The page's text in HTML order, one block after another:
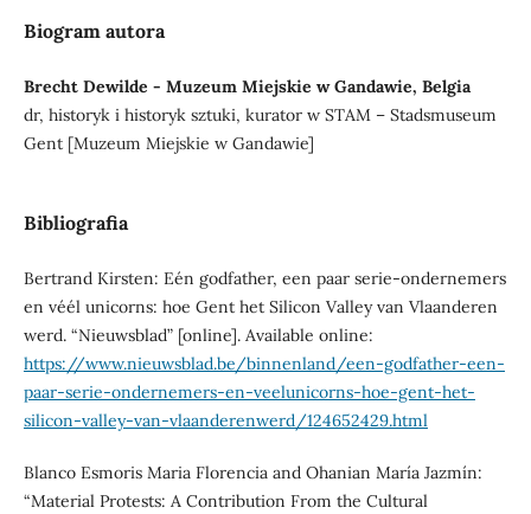
Biogram autora
Brecht Dewilde - Muzeum Miejskie w Gandawie, Belgia
dr, historyk i historyk sztuki, kurator w STAM – Stadsmuseum
Gent [Muzeum Miejskie w Gandawie]
Bibliografia
Bertrand Kirsten: Eén godfather, een paar serie-ondernemers
en véél unicorns: hoe Gent het Silicon Valley van Vlaanderen
werd. “Nieuwsblad” [online]. Available online:
https://www.nieuwsblad.be/binnenland/een-godfather-een-
paar-serie-ondernemers-en-veelunicorns-hoe-gent-het-
silicon-valley-van-vlaanderenwerd/124652429.html
Blanco Esmoris Maria Florencia and Ohanian María Jazmín:
“Material Protests: A Contribution From the Cultural